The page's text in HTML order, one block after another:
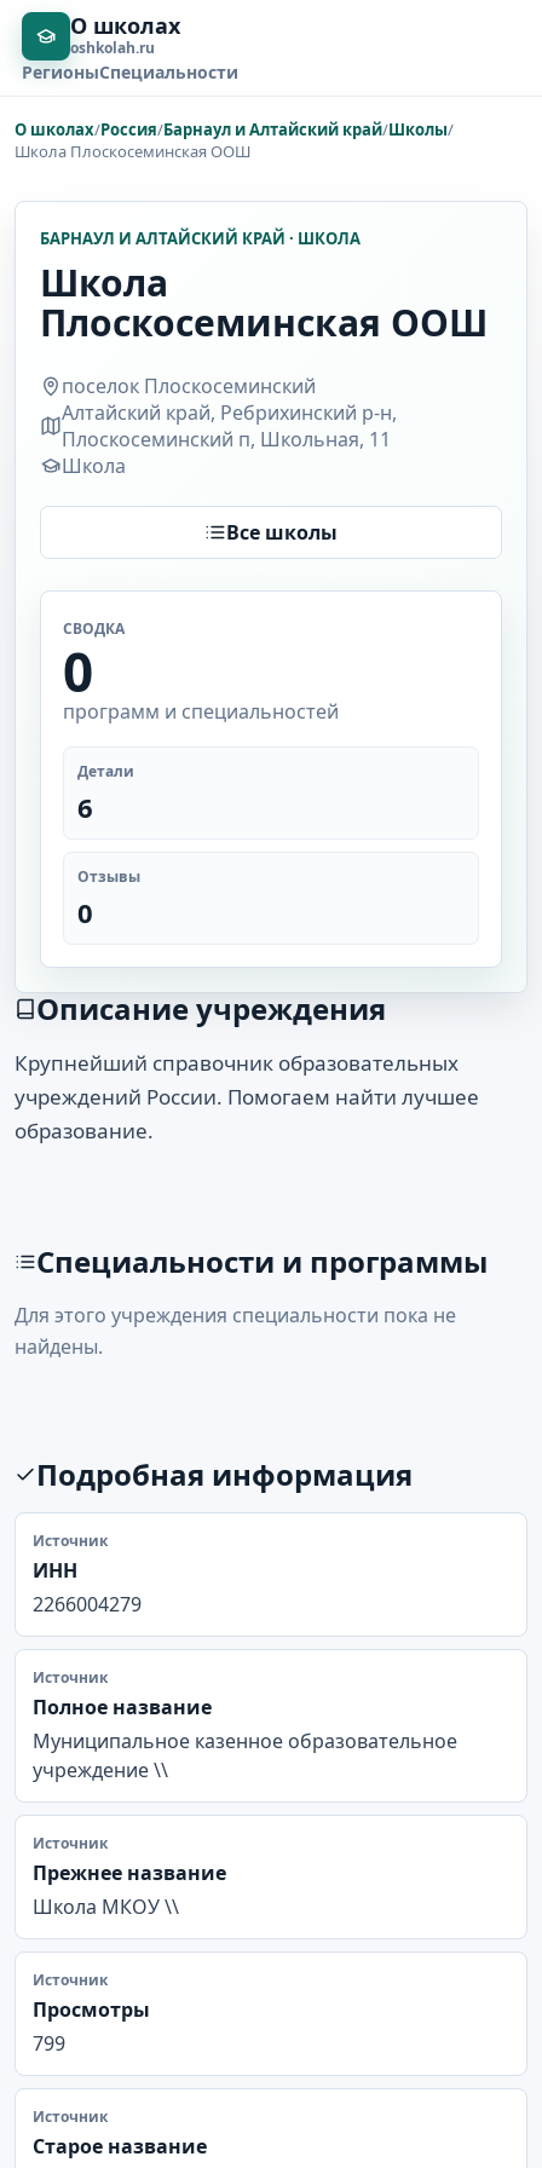
О школах
oshkolah.ru
РегионыСпециальности
О школах/Россия/Барнаул и Алтайский край/Школы/
Школа Плоскосеминская ООШ
БАРНАУЛ И АЛТАЙСКИЙ КРАЙ · ШКОЛА
Школа
Плоскосеминская ООШ
поселок Плоскосеминский
Алтайский край, Ребрихинский р-н,
Плоскосеминский п, Школьная, 11
Школа
Все школы
СВОДКА
0
программ и специальностей
Детали
6
Отзывы
0
Описание учреждения
Крупнейший справочник образовательных
учреждений России. Помогаем найти лучшее
образование.
Специальности и программы
Для этого учреждения специальности пока не
найдены.
Подробная информация
Источник
ИНН
2266004279
Источник
Полное название
Муниципальное казенное образовательное
учреждение \\
Источник
Прежнее название
Школа МКОУ \\
Источник
Просмотры
799
Источник
Старое название